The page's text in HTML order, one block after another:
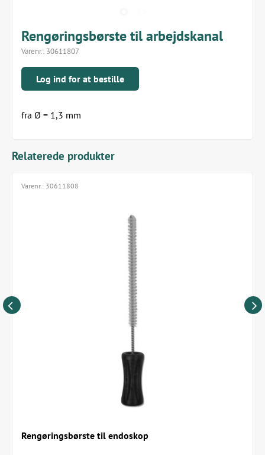
Rengøringsbørste til arbejdskanal
Varenr.: 30611807
Log ind for at bestille
fra Ø = 1,3 mm
Relaterede produkter
Rengøringsbørste til endoskop
Varenr.: 30611808